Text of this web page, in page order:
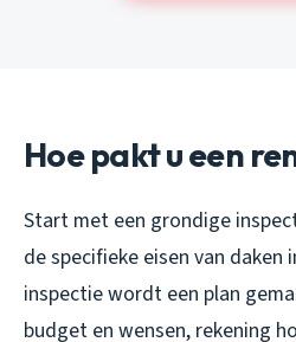
Hoe pakt u een
Start met een grondige
de specifieke eisen van daken
inspectie wordt een plan
budget en wensen, rekening